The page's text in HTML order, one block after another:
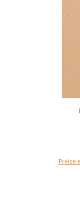
Preise